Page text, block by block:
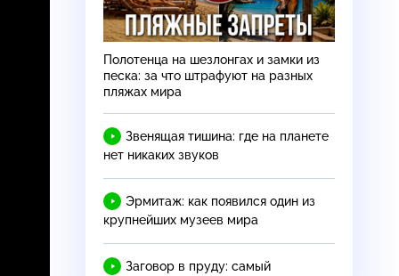
Полотенца на шезлонгах и замки из
песка: за что штрафуют на разных
пляжах мира
Звенящая тишина: где на планете
нет никаких звуков
Эрмитаж: как появился один из
крупнейших музеев мира
Заговор в пруду: самый